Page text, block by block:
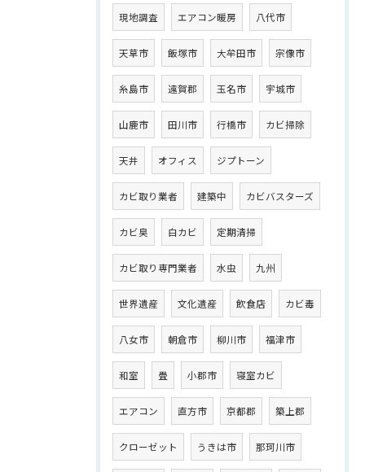
現地調査 エアコン暖房 八代市
天草市 飯塚市 大牟田市 宗像市
糸島市 遠賀郡 玉名市 宇城市
山鹿市 田川市 行橋市 カビ掃除
天井 オフィス ジプトーン
カビ取り業者 建築中 カビバスターズ
カビ臭 白カビ 定期清掃
カビ取り専門業者 水虫 九州
世界遺産 文化遺産 飲食店 カビ毒
八女市 朝倉市 柳川市 福津市
和室 畳 小郡市 寝室カビ
エアコン 直方市 京都郡 築上郡
クローゼット うきは市 那珂川市